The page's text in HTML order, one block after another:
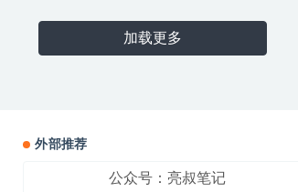
加载更多
外部推荐
公众号：亮叔笔记